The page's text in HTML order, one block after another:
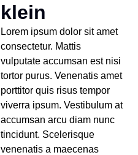
klein
Lorem ipsum dolor sit amet
consectetur. Mattis
vulputate accumsan est nisi
tortor purus. Venenatis amet
porttitor quis risus tempor
viverra ipsum. Vestibulum at
accumsan arcu diam nunc
tincidunt. Scelerisque
venenatis a maecenas